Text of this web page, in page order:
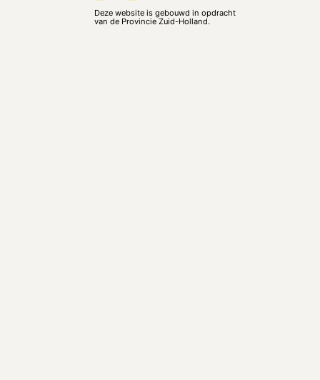
Deze website is gebouwd in opdracht
van de Provincie Zuid-Holland.